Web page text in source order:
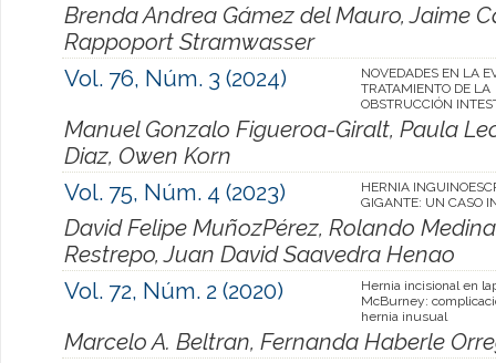
Brenda Andrea Gámez del Mauro, Jaime
Rappoport Stramwasser
Vol. 76, Núm. 3 (2024)
NOVEDADES EN LA
TRATAMIENTO DE LA
OBSTRUCCIÓN
Manuel Gonzalo Figueroa-Giralt, Paula
Diaz, Owen Korn
Vol. 75, Núm. 4 (2023)
HERNIA
GIGANTE: UN CASO
David Felipe MuñozPérez, Rolando
Restrepo, Juan David Saavedra Henao
Vol. 72, Núm. 2 (2020)
Hernia incisional en
McBurney:
hernia inusual
Marcelo A. Beltran, Fernanda Haberle